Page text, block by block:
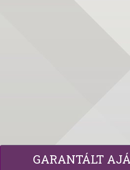
GARANTÁLT